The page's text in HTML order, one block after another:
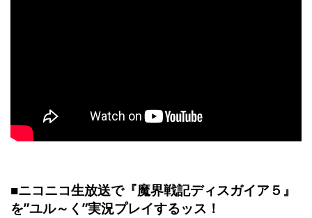
■ニコニコ生放送で『魔界戦記ディスガイア５』
を”ユル～く”実況プレイするッス！